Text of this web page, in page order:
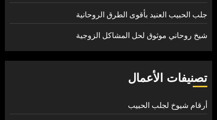
جلب الحبيب العنيد بأقوى الطرق الروحانية
شيخ روحاني موثوق لحل المشاكل الزوجية
تصنيفات الأعمال
أرقام شيوخ لجلب الحبيب